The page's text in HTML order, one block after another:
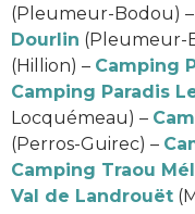
(Pleumeur-Bodou) –
Dourlin (Pleumeur-
(Hillion) – Camping
Camping Paradis
Locquémeau) –
(Perros-Guirec) –
Camping Traou
Val de Landrouët